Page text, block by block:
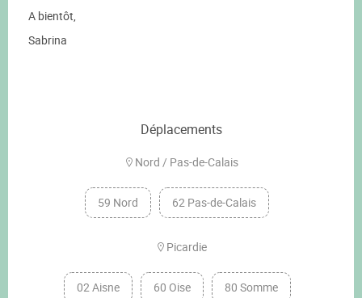
A bientôt,
Sabrina
Déplacements
Nord / Pas-de-Calais
59 Nord 62 Pas-de-Calais
Picardie
02 Aisne 60 Oise 80 Somme